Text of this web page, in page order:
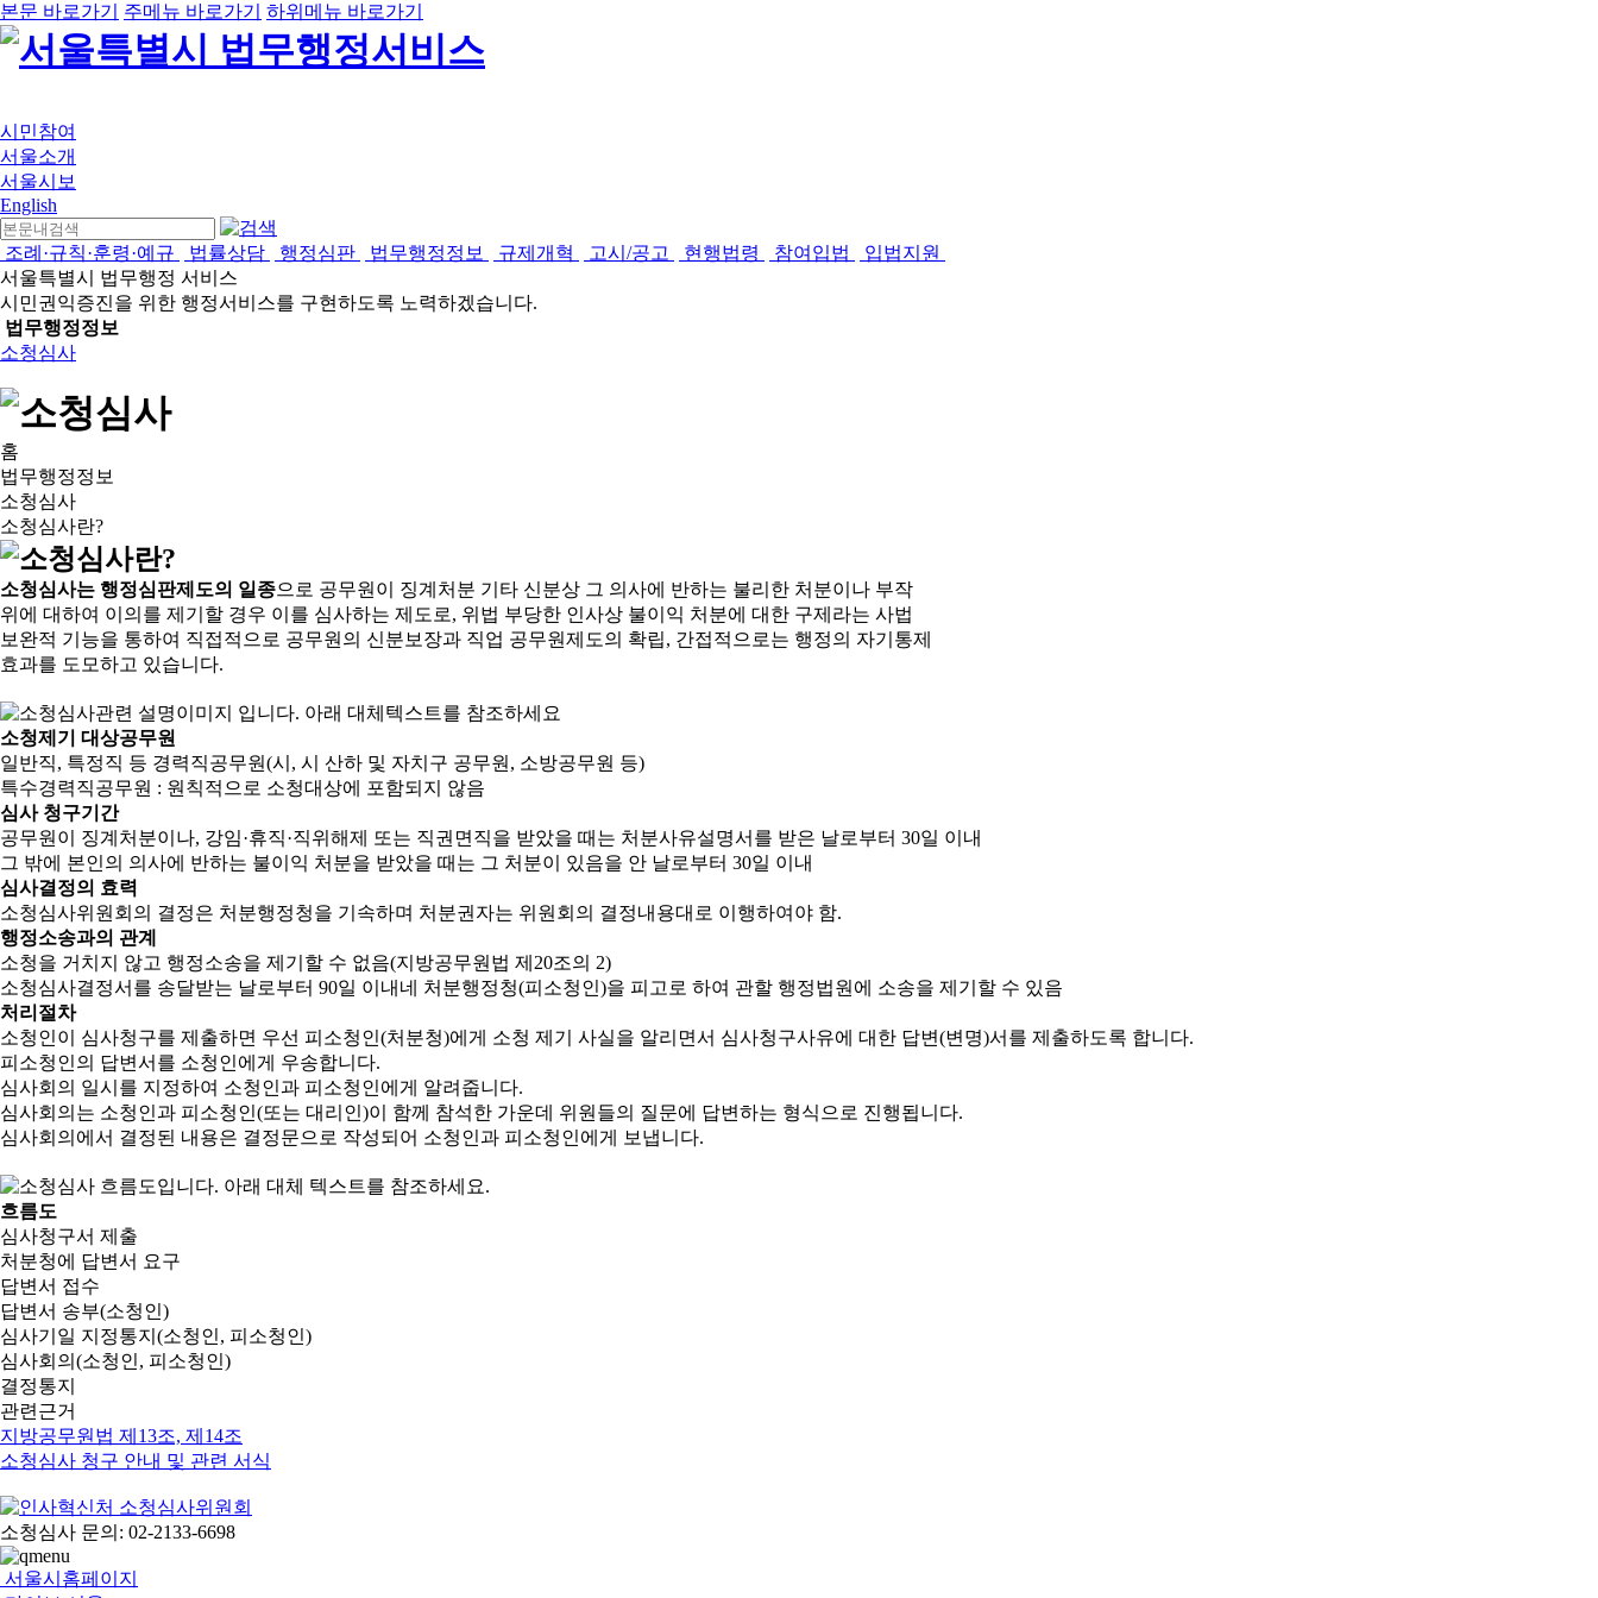
본문 바로가기 주메뉴 바로가기 하위메뉴 바로가기
시민참여
서울소개
서울시보
English
조례·규칙·훈령·예규 법률상담 행정심판 법무행정정보 규제개혁 고시/공고 현행법령 참여입법
입법지원
서울특별시 법무행정 서비스
시민권익증진을 위한 행정서비스를 구현하도록 노력하겠습니다.
법무행정정보
소청심사
홈
법무행정정보
소청심사
소청심사란?
소청심사는 행정심판제도의 일종으로 공무원이 징계처분 기타 신분상 그 의사에 반하는 불리한 처분이나 부작
위에 대하여 이의를 제기할 경우 이를 심사하는 제도로, 위법 부당한 인사상 불이익 처분에 대한 구제라는 사법
보완적 기능을 통하여 직접적으로 공무원의 신분보장과 직업 공무원제도의 확립, 간접적으로는 행정의 자기통제
효과를 도모하고 있습니다.
소청제기 대상공무원
일반직, 특정직 등 경력직공무원(시, 시 산하 및 자치구 공무원, 소방공무원 등)
특수경력직공무원 : 원칙적으로 소청대상에 포함되지 않음
심사 청구기간
공무원이 징계처분이나, 강임·휴직·직위해제 또는 직권면직을 받았을 때는 처분사유설명서를 받은 날로부터 30일 이내
그 밖에 본인의 의사에 반하는 불이익 처분을 받았을 때는 그 처분이 있음을 안 날로부터 30일 이내
심사결정의 효력
소청심사위원회의 결정은 처분행정청을 기속하며 처분권자는 위원회의 결정내용대로 이행하여야 함.
행정소송과의 관계
소청을 거치지 않고 행정소송을 제기할 수 없음(지방공무원법 제20조의 2)
소청심사결정서를 송달받는 날로부터 90일 이내네 처분행정청(피소청인)을 피고로 하여 관할 행정법원에 소송을 제기할 수 있음
처리절차
소청인이 심사청구를 제출하면 우선 피소청인(처분청)에게 소청 제기 사실을 알리면서 심사청구사유에 대한 답변(변명)서를 제출하도록 합니다.
피소청인의 답변서를 소청인에게 우송합니다.
심사회의 일시를 지정하여 소청인과 피소청인에게 알려줍니다.
심사회의는 소청인과 피소청인(또는 대리인)이 함께 참석한 가운데 위원들의 질문에 답변하는 형식으로 진행됩니다.
심사회의에서 결정된 내용은 결정문으로 작성되어 소청인과 피소청인에게 보냅니다.
흐름도
심사청구서 제출
처분청에 답변서 요구
답변서 접수
답변서 송부(소청인)
심사기일 지정통지(소청인, 피소청인)
심사회의(소청인, 피소청인)
결정통지
관련근거
지방공무원법 제13조, 제14조
소청심사 청구 안내 및 관련 서식
소청심사 문의: 02-2133-6698
서울시홈페이지